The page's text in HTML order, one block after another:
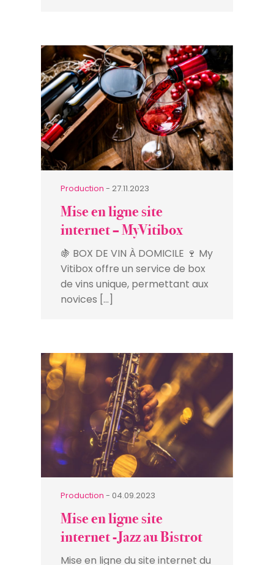
Production - 27.11.2023
Mise en ligne site
internet – MyVitibox
🍇 BOX DE VIN À DOMICILE 🍷 My
Vitibox offre un service de box
de vins unique, permettant aux
novices […]
Production - 04.09.2023
Mise en ligne site
internet -Jazz au Bistrot
Mise en ligne du site internet du